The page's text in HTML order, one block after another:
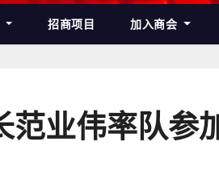
招商项目 加入商会
范业伟率队参